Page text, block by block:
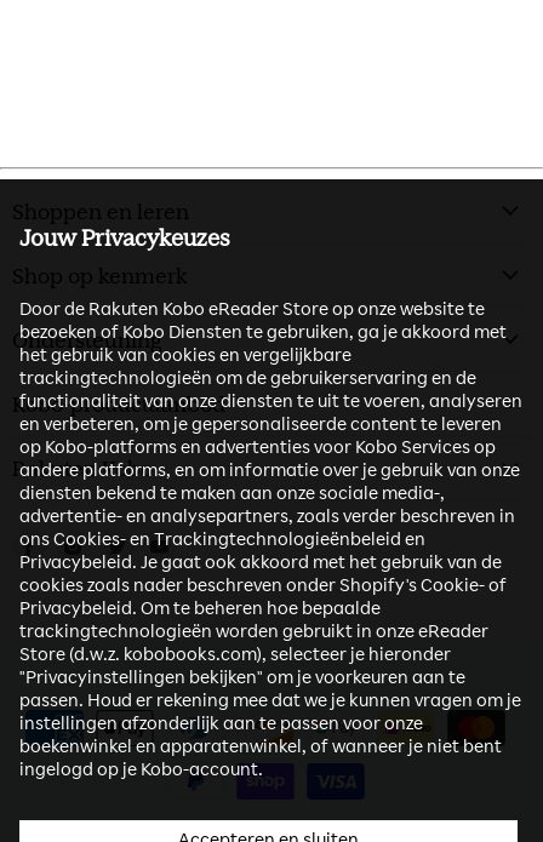
Jouw Privacykeuzes
Door de Rakuten Kobo eReader Store op onze website te
bezoeken of Kobo Diensten te gebruiken, ga je akkoord met
het gebruik van cookies en vergelijkbare
trackingtechnologieën om de gebruikerservaring en de
functionaliteit van onze diensten te uit te voeren, analyseren
en verbeteren, om je gepersonaliseerde content te leveren
op Kobo-platforms en advertenties voor Kobo Services op
andere platforms, en om informatie over je gebruik van onze
diensten bekend te maken aan onze sociale media-,
advertentie- en analysepartners, zoals verder beschreven in
ons Cookies- en Trackingtechnologieënbeleid en
Privacybeleid. Je gaat ook akkoord met het gebruik van de
cookies zoals nader beschreven onder Shopify's Cookie- of
Privacybeleid. Om te beheren hoe bepaalde
trackingtechnologieën worden gebruikt in onze eReader
Store (d.w.z. kobobooks.com), selecteer je hieronder
"Privacyinstellingen bekijken" om je voorkeuren aan te
passen. Houd er rekening mee dat we je kunnen vragen om je
instellingen afzonderlijk aan te passen voor onze
boekenwinkel en apparatenwinkel, of wanneer je niet bent
ingelogd op je Kobo-account.
Shoppen en leren
Shop op kenmerk
Ondersteuning
Kobo-productaanbod
Rakuten Kobo
Vind ons op Facebook
Vind ons op Instagram
Vind ons op Twitter
Vind ons op Youtube